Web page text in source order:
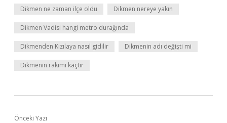
Dikmen ne zaman ilçe oldu Dikmen nereye yakın
Dikmen Vadisi hangi metro durağında
Dikmenden Kızılaya nasıl gidilir Dikmenin adı değişti mi
Dikmenin rakımı kaçtır
Önceki Yazı